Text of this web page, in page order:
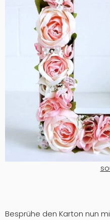
Besprühe den Karton nun